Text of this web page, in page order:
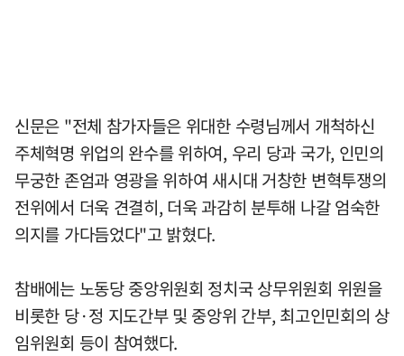
신문은 "전체 참가자들은 위대한 수령님께서 개척하신
주체혁명 위업의 완수를 위하여, 우리 당과 국가, 인민의
무궁한 존엄과 영광을 위하여 새시대 거창한 변혁투쟁의
전위에서 더욱 견결히, 더욱 과감히 분투해 나갈 엄숙한
의지를 가다듬었다"고 밝혔다.
참배에는 노동당 중앙위원회 정치국 상무위원회 위원을
비롯한 당·정 지도간부 및 중앙위 간부, 최고인민회의 상
임위원회 등이 참여했다.